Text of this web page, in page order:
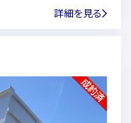
詳細を見る